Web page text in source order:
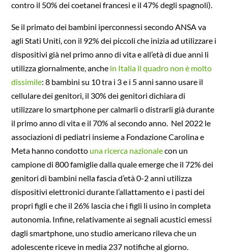
contro il 50% dei coetanei francesi e il 47% degli spagnoli).
Se il primato dei bambini iperconnessi secondo ANSA va
agli Stati Uniti, con il 92% dei piccoli che inizia ad utilizzare i
dispositivi già nel primo anno di vita e all’età di due anni li
utilizza giornalmente, anche in Italia il quadro non è molto
dissimile: 8 bambini su 10 tra i 3 e i 5 anni sanno usare il
cellulare dei genitori, il 30% dei genitori dichiara di
utilizzare lo smartphone per calmarli o distrarli già durante
il primo anno di vita e il 70% al secondo anno. Nel 2022 le
associazioni di pediatri insieme a Fondazione Carolina e
Meta hanno condotto una ricerca nazionalecon un
campione di 800 famiglie dalla quale emerge che il 72% dei
genitori di bambini nella fascia d’età 0-2 anni utilizza
dispositivi elettronici durante l’allattamento e i pasti dei
propri figli e che il 26% lascia che i figli li usino in completa
autonomia. Infine, relativamente ai segnali acustici emessi
dagli smartphone, uno studio americano rileva che un
adolescente riceve in media 237 notifiche al giorno.